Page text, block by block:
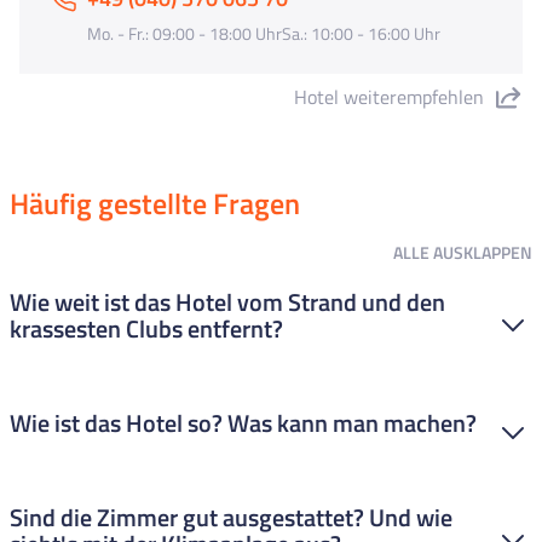
Mo. - Fr.: 09:00 - 18:00 UhrSa.: 10:00 - 16:00 Uhr
Hotel weiterempfehlen
Häufig gestellte Fragen
ALLEAUSKLAPPEN
Wie weit ist das Hotel vom Strand und den
krassesten Clubs entfernt?
nur so ca. 500-600 Meter ein kurzer Weg, perfekt, um dich zu
Wie ist das Hotel so? Was kann man machen?
Sonnenterrasse. Tagsüber kannst du hier perfekt abhängen,
Sind die Zimmer gut ausgestattet? Und wie